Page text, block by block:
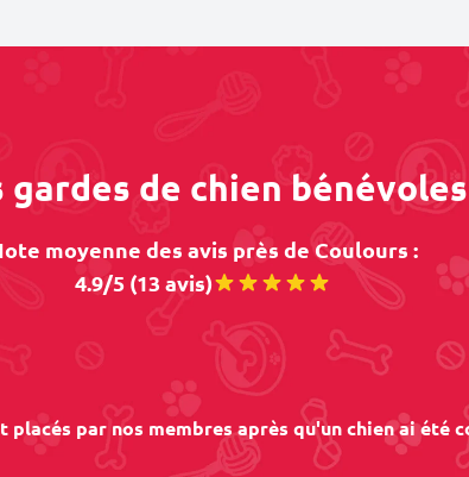
gardes de chien
moyenne des avis près de Coulours :
4.9/5 (13 avis)
placés par nos membres après qu'un chien ai été